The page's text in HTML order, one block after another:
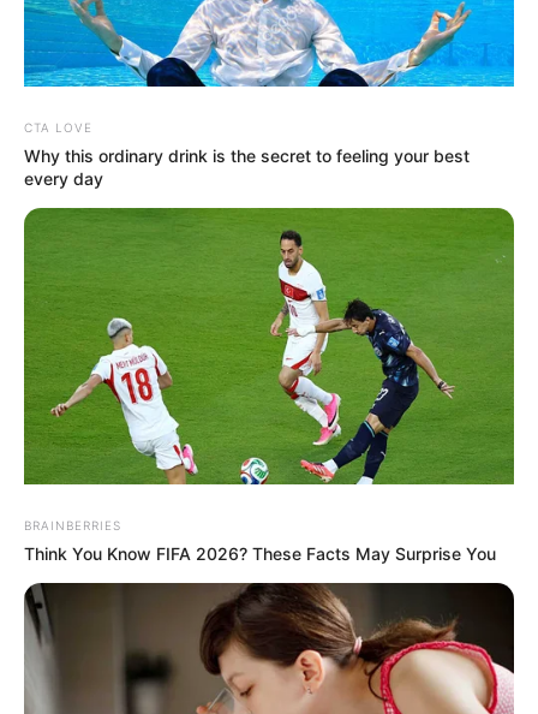
Promis
setzen
immer öfter
auf digitale
Unterhaltung
statt
klassische
Freizeittrends
Massive
Welle zieht
mehrere
Touristen ins
Meer!
Spanische
Urlaubsinsel
wird zum
Albtraum
mehrere
Urlauber ins
Meer!
Spanische
Insel wird
zum
Albtraum
CTA LOVE
Why this ordinary drink is the secret to feeling your best
every day
BRAINBERRIES
Think You Know FIFA 2026? These Facts May Surprise You